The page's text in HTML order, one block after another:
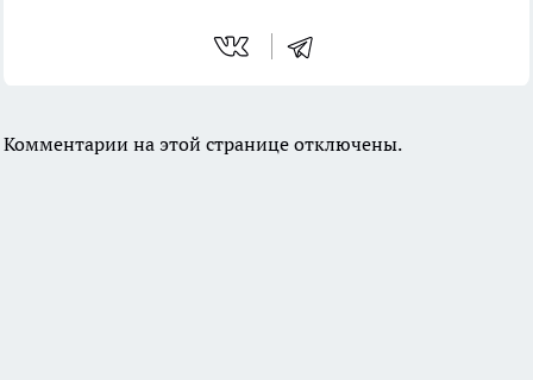
Комментарии на этой странице отключены.